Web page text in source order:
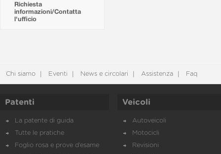
Richiesta
informazioni/Contatta
l'ufficio
Chi siamo Eventi News e circolari Assistenza Faq
Patenti
La patente di guida
Tutte le pratiche
Foglio rosa e prove d’esame
Veicoli
Autoveicoli
Motocicli
Revisioni